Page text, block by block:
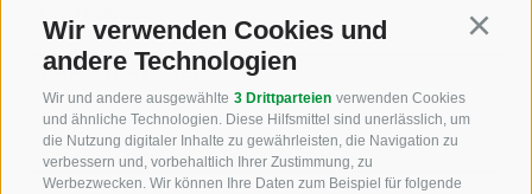
Wir verwenden Cookies und
andere Technologien
Wir und andere ausgewählte 3 Drittparteien verwenden Cookies
und ähnliche Technologien. Diese Hilfsmittel sind unerlässlich, um
die Nutzung digitaler Inhalte zu gewährleisten, die Navigation zu
verbessern und, vorbehaltlich Ihrer Zustimmung, zu
Werbezwecken. Wir können Ihre Daten zum Beispiel für folgende
Wie können wir helfen?